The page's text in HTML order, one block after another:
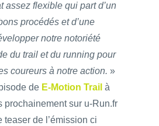
assez flexible qui part d’un
procédés et d’une
notre notoriété
du trail et du running pour
coureurs à notre action. »
de E-Motion Trail à
prochainement sur u-Run.fr
teaser de l’émission ci